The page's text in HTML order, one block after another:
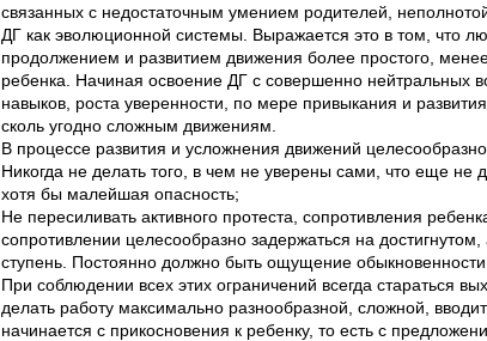
связанных с недостаточным умением родителей,
ДГ как эволюционной системы. Выражается это в том, что
продолжением и развитием движения более простого,
ребенка. Начиная освоение ДГ с совершенно нейтральных
навыков, роста уверенности, по мере привыкания и
сколь угодно сложным движениям.
В процессе развития и усложнения движений
Никогда не делать того, в чем не уверены сами, что еще
хотя бы малейшая опасность;
Не пересиливать активного протеста, сопротивления
сопротивлении целесообразно задержаться на
ступень. Постоянно должно быть ощущение
При соблюдении всех этих ограничений всегда стараться
делать работу максимально разнообразной, сложной,
начинается с прикосновения к ребенку, то есть с